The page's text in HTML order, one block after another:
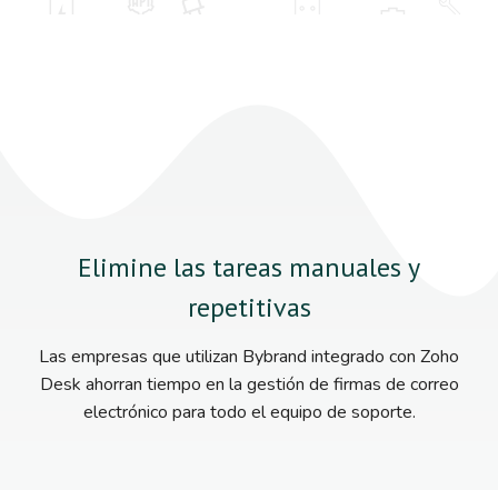
Elimine las tareas manuales y
repetitivas
Las empresas que utilizan Bybrand integrado con Zoho
Desk ahorran tiempo en la gestión de firmas de correo
electrónico para todo el equipo de soporte.